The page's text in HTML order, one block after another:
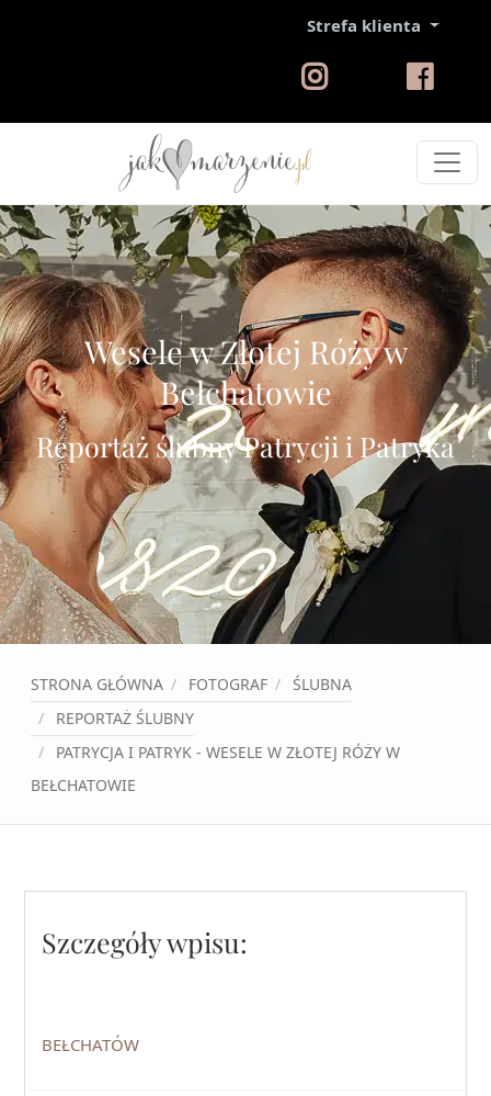
Strefa klienta
Wesele w Złotej Róży w
Bełchatowie
Reportaż ślubny Patrycji i Patryka
STRONA GŁÓWNA FOTOGRAF
ŚLUBNA
REPORTAŻ ŚLUBNY
PATRYCJA I PATRYK - WESELE W ZŁOTEJ RÓŻY W
BEŁCHATOWIE
Szczegóły wpisu:
BEŁCHATÓW